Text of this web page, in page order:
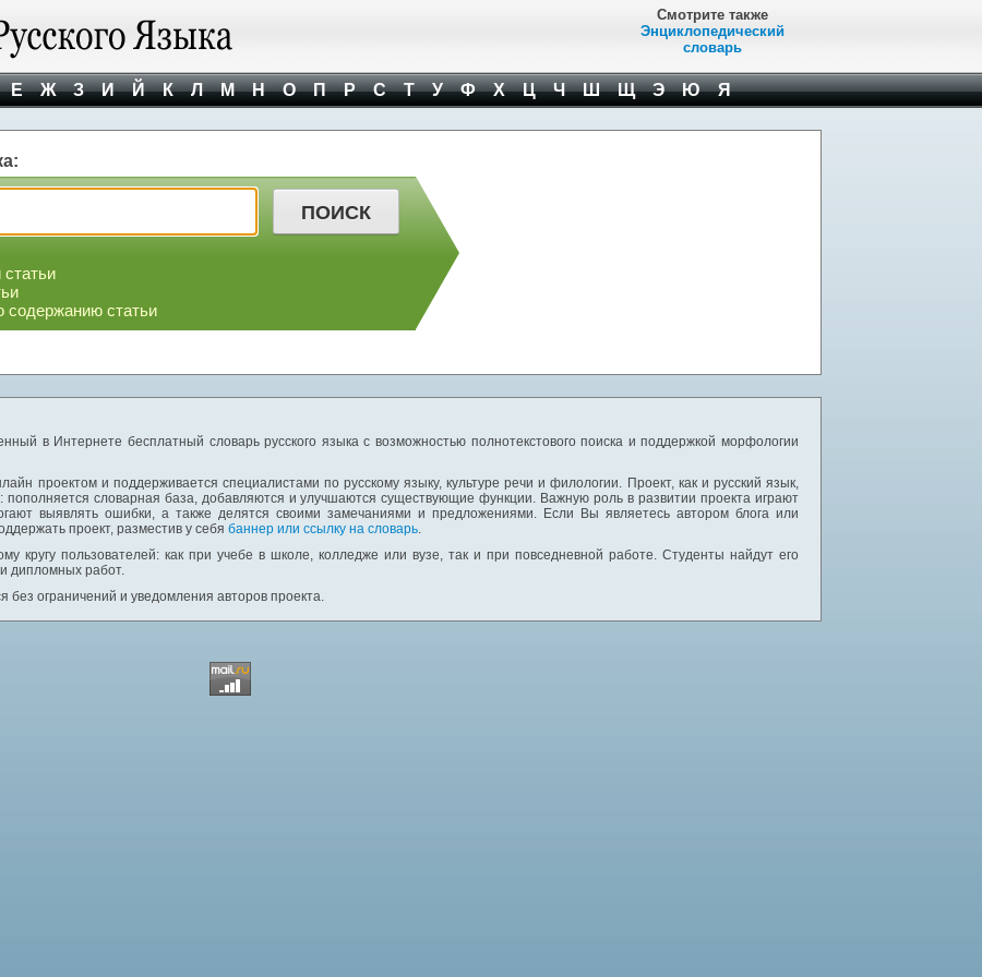
Смотрите также
Энциклопедический
словарь
Е Ж З И Й К Л М Н О П Р С Т У Ф Х Ц Ч Ш Щ Э Ю Я
содержанию статьи
в Интернете бесплатный словарь русского языка с возможностью полнотекстового поиска и поддержкой морфологии
проектом и поддерживается специалистами по русскому языку, культуре речи и филологии. Проект, как и русский язык,
пополняется словарная база, добавляются и улучшаются существующие функции. Важную роль в развитии проекта играют
выявлять ошибки, а также делятся своими замечаниями и предложениями. Если Вы являетесь автором блога или
проект, разместив у себя баннер или ссылку на словарь.
кругу пользователей: как при учебе в школе, колледже или вузе, так и при повседневной работе. Студенты найдут его
дипломных работ.
без ограничений и уведомления авторов проекта.